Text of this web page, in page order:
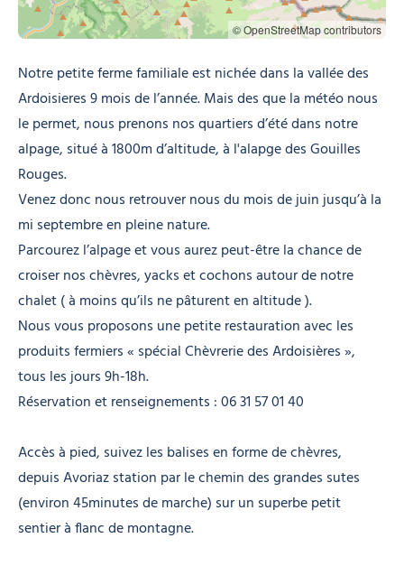
Notre petite ferme familiale est nichée dans la vallée des
Ardoisieres 9 mois de l’année. Mais des que la météo nous
le permet, nous prenons nos quartiers d’été dans notre
alpage, situé à 1800m d’altitude, à l'alapge des Gouilles
Rouges.
Venez donc nous retrouver nous du mois de juin jusqu’à la
mi septembre en pleine nature.
Parcourez l’alpage et vous aurez peut-être la chance de
croiser nos chèvres, yacks et cochons autour de notre
chalet ( à moins qu’ils ne pâturent en altitude ).
Nous vous proposons une petite restauration avec les
produits fermiers « spécial Chèvrerie des Ardoisières »,
tous les jours 9h-18h.
Réservation et renseignements : 06 31 57 01 40
Accès à pied, suivez les balises en forme de chèvres,
depuis Avoriaz station par le chemin des grandes sutes
(environ 45minutes de marche) sur un superbe petit
sentier à flanc de montagne.
© OpenStreetMap contributors